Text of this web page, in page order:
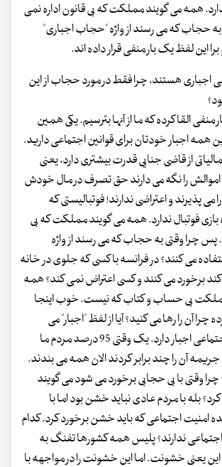
همه می گویند مملکت که بی قانون اداره نمی
حجاب که می رسند از واژه "حجاب اجباری"
این لفظ یک بار منفی قرار داده اند.
اجباری هستند، چرا فقط در مورد حجاب از این
القا کرده که ما از آنها بترسیم. یکی همین
همه اجبار خودتان برای قوانین اجتماعی دارید.
از قاضی جنایی قدرت بیشتری دارد، یعنی
را نگه می دارند حق تصرف در مال خودش
می پذیرند و اعتراضی ندارند! فوتبالیستی که
فوتبال ندارد. همه می گویند مملکت که بی
پس چرا وقتی به حجاب که می رسند از واژه
می کنند؟ در فرانسه با کسی که جلوی در خانه
برخورد می کنند و کسی اعتراض نمی کند؟ همه
مملکت بی حساب و کتاب که نیست. خوب اینجا
آن را رها می کنید؟ آیا از لفظ "اجبار" می
ترسید؟ هر قانون اجتماعی اجبار دارد. یک وقتی 95 درصد مردم ما
آن را چند برابر کردند الان همه می بندند.
چرا وقتی با بی حجابی برخورد می شود می گویند
بله با مردم عادی نباید خشن بود اما با
امنیت اجتماعی که باید خشن برخورد کرد. کدام
ندارند؟ پلیس همه کشورها تفنگ به
یعنی خشونت. اما این خشونت را در مواجهه با